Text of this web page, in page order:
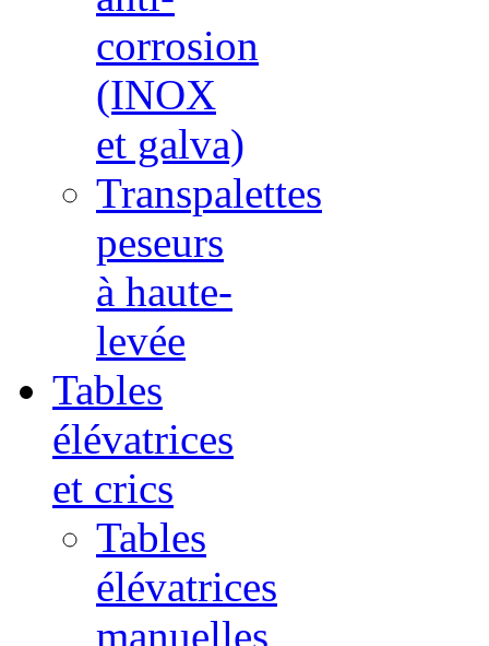
corrosion
(INOX
et galva)
Transpalettes
peseurs
à haute-
levée
Tables
élévatrices
et crics
Tables
élévatrices
manuelles